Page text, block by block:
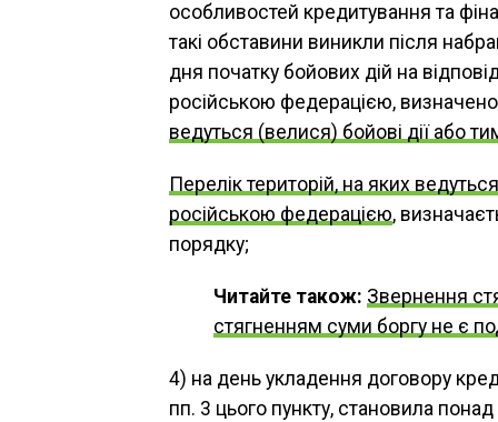
особливостей кредитування та
такі обставини виникли після
дня початку бойових дій на
російською федерацією,
ведуться (велися) бойові дії або
Перелік територій, на яких
російською федерацією,
порядку;
Читайте також: Звернення
стягненням суми боргу не є
4) на день укладення договору
пп. 3 цього пункту, становила понад